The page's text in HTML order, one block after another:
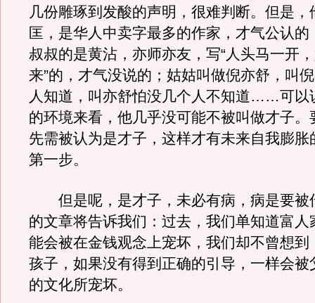
几份雕琢到发酸的声明，很难判断。但是，
匡，是华人中卖字最多的作家，才气公认的
叔叔的是黄沾，亦师亦友，写“人头马一开
来”的，才气没说的；姑姑叫做倪亦舒，叫
人知道，叫亦舒怕没几个人不知道……可以
的环境来看，他几乎没可能不被叫做才子。
先需被认为是才子，这样才有未来自我膨胀
第一步。
但是呢，是才子，未必有病，病是要被
的文章将告诉我们：过去，我们单知道富人
能会被在金钱观念上宠坏，我们却不曾想到
孩子，如果没有得到正确的引导，一样会被
的文化所宠坏。